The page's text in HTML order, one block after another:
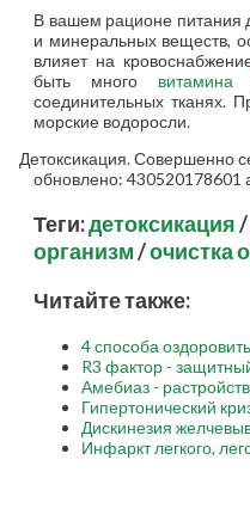
В вашем рационе питания
и минеральных веществ,
влияет на
быть много
соединительных тканях.
морские водоросли.
Детоксикация. Совершенно
обновлено: 430520178601
Теги:детоксикация/
организм/очистка
Читайте также:
4 способа
R3 фактор -
Амебиаз -
Гипертонический
Дискинезия
Инфаркт легкого,